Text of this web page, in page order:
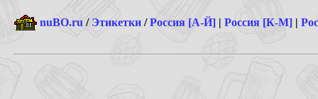
nuBO.ru /Этикетки /Россия [А-Й] | Россия [К-М] |